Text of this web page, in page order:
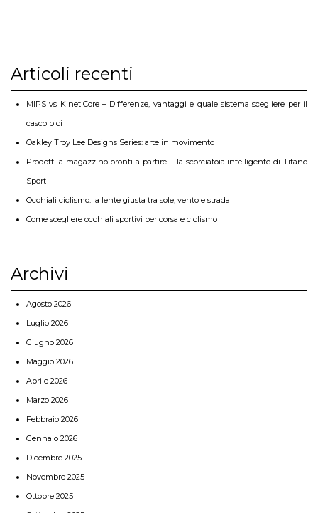
Articoli recenti
MIPS vs KinetiCore – Differenze, vantaggi e quale sistema scegliere per il
casco bici
Oakley Troy Lee Designs Series: arte in movimento
Prodotti a magazzino pronti a partire – la scorciatoia intelligente di Titano
Sport
Occhiali ciclismo: la lente giusta tra sole, vento e strada
Come scegliere occhiali sportivi per corsa e ciclismo
Archivi
Agosto 2026
Luglio 2026
Giugno 2026
Maggio 2026
Aprile 2026
Marzo 2026
Febbraio 2026
Gennaio 2026
Dicembre 2025
Novembre 2025
Ottobre 2025